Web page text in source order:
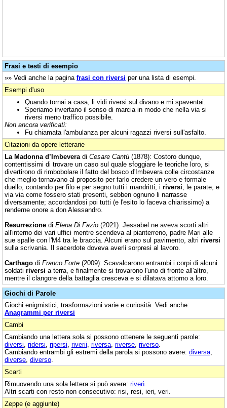
Frasi e testi di esempio
»» Vedi anche la pagina frasi con riversi per una lista di esempi.
Esempi d'uso
Quando tornai a casa, li vidi riversi sul divano e mi spaventai.
Speriamo invertano il senso di marcia in modo che nella via si
riversi meno traffico possibile.
Non ancora verificati:
Fu chiamata l'ambulanza per alcuni ragazzi riversi sull'asfalto.
Citazioni da opere letterarie
La Madonna d’Imbevera di Cesare Cantù (1878): Costoro dunque,
contentissimi di trovare un caso sul quale sfoggiare le teoriche loro, si
divertirono di rimbobolare il fatto del bosco d'Imbevera colle circostanze
che meglio tornavano al proposito per farlo credere un vero e formale
duello, contando per filo e per segno tutti i mandritti, i riversi , le parate, e
via via come fossero stati presenti, sebben ognuno li narrasse
diversamente; accordandosi poi tutti (e l'esito lo faceva chiarissimo) a
renderne onore a don Alessandro.
Resurrezione di Elena Di Fazio (2021): Jessabel ne aveva scorti altri
all'interno dei vari uffici mentre scendeva al pianterreno, padre Mari alle
sue spalle con l'M4 tra le braccia. Alcuni erano sul pavimento, altri riversi
sulla scrivania. Il sacerdote doveva averli sorpresi al lavoro.
Carthago di Franco Forte (2009): Scavalcarono entrambi i corpi di alcuni
soldati riversi a terra, e finalmente si trovarono l'uno di fronte all'altro,
mentre il clangore della battaglia cresceva e si dilatava attorno a loro.
Giochi di Parole
Giochi enigmistici, trasformazioni varie e curiosità. Vedi anche:
Anagrammi per riversi
Cambi
Cambiando una lettera sola si possono ottenere le seguenti parole:
diversi ridersi ripersi riverii riversa riverse riverso
Cambiando entrambi gli estremi della parola si possono avere: diversa
diverse diverso
Scarti
Rimuovendo una sola lettera si può avere: riverì
Altri scarti con resto non consecutivo: risi, resi, ieri, veri.
Zeppe (e aggiunte)